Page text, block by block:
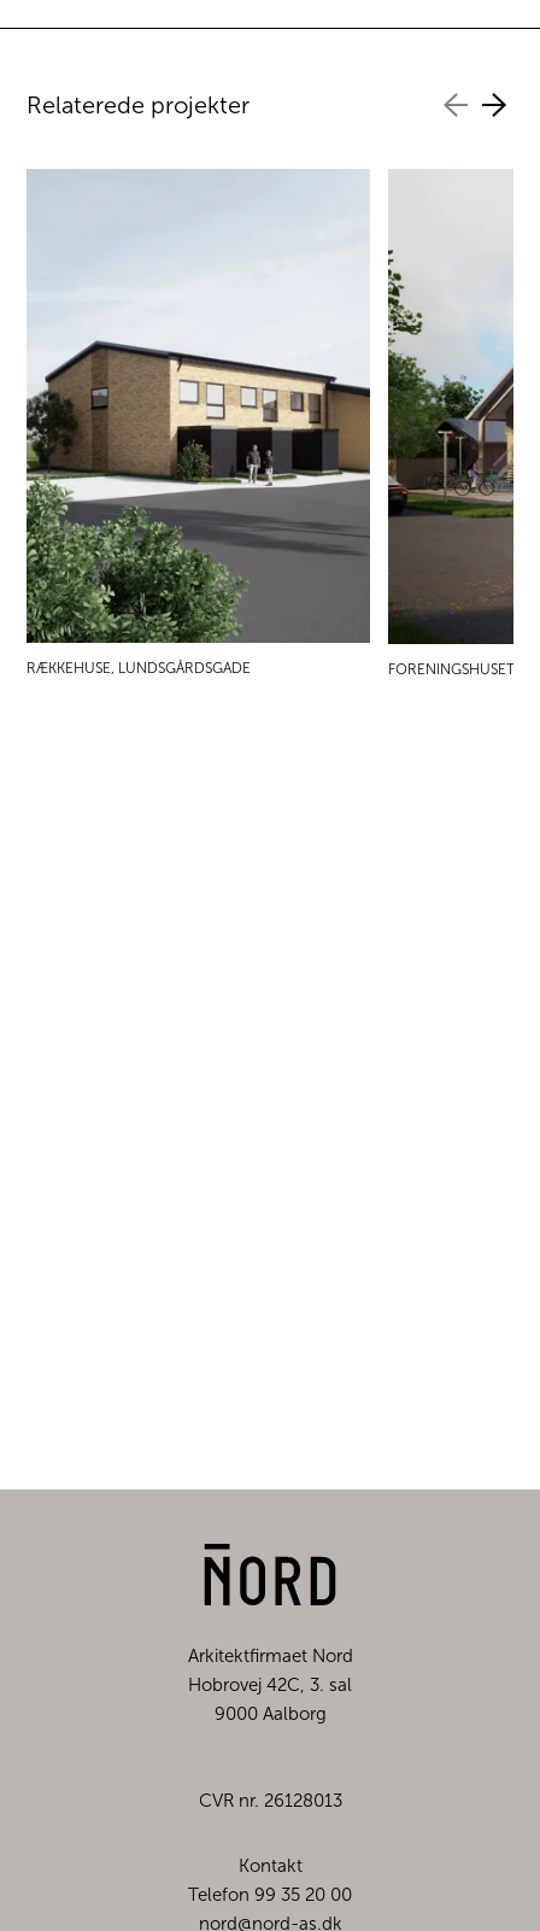
RÆKKEHUSE, LUNDSGÅRDSGADE FORENINGSHUSET
Arkitektfirmaet Nord
Hobrovej 42C, 3. sal
9000 Aalborg
CVR nr. 26128013
Kontakt
Telefon 99 35 20 00
nord@nord-as.dk